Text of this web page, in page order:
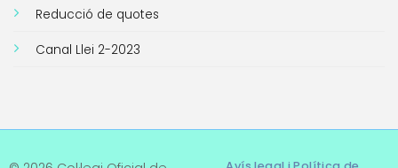
Reducció de quotes
Canal Llei 2-2023